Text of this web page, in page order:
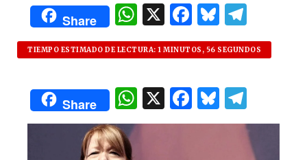
Share
W
h
at
s
A
p
X F
a
c
e
b
o
B
lu
es
k
y
el
e
m
TIEMPO ESTIMADO DE LECTURA: 1 MINUTOS, 56 SEGUNDOS
Share
W
h
X F
a
B
lu el
e